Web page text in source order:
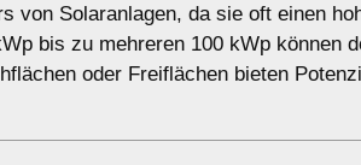
von Solaranlagen, da sie oft einen
bis zu mehreren 100 kWp können
oder Freiflächen bieten